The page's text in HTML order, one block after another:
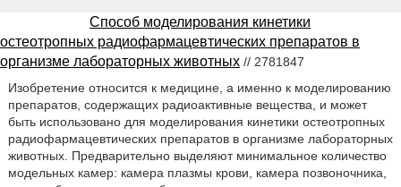
Способ моделирования кинетики
остеотропных радиофармацевтических препаратов в
организме лабораторных животных // 2781847
Изобретение относится к медицине, а именно к моделированию
препаратов, содержащих радиоактивные вещества, и может
быть использовано для моделирования кинетики остеотропных
радиофармацевтических препаратов в организме лабораторных
животных. Предварительно выделяют минимальное количество
модельных камер: камера плазмы крови, камера позвоночника,